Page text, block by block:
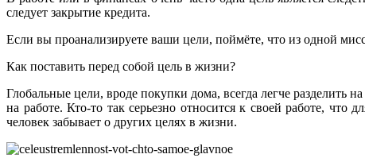
следует закрытие кредита.
Если вы проанализируете ваши цели, поймёте, что из одной
Как поставить перед собой цель в жизни?
Глобальные цели, вроде покупки дома, всегда легче разделить
на работе. Кто-то так серьезно относится к своей работе,
человек забывает о других целях в жизни.